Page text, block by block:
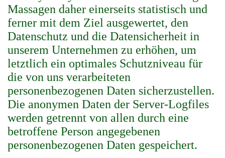
Massagen daher einerseits statistisch und
ferner mit dem Ziel ausgewertet, den
Datenschutz und die Datensicherheit in
unserem Unternehmen zu erhöhen, um
letztlich ein optimales Schutzniveau für
die von uns verarbeiteten
personenbezogenen Daten sicherzustellen.
Die anonymen Daten der Server-Logfiles
werden getrennt von allen durch eine
betroffene Person angegebenen
personenbezogenen Daten gespeichert.